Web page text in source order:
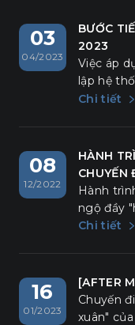
03
04/2023
BƯỚC
2023
Việc áp
lập hệ
là một
Chi tiết
08
12/2022
HÀNH
CHUYẾN
Hành
ngộ đầy
Chi tiết
16
01/2023
[AFTER
Chuyến
xuân"